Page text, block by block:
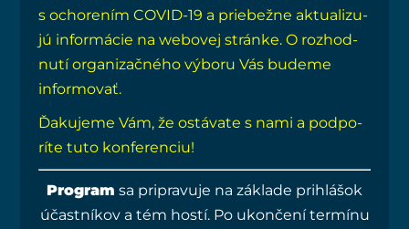
s ocho­re­ním COVID-19 a prie­bež­ne aktu­ali­zu­
jú infor­má­cie na webo­vej strán­ke. O roz­hod­
nu­tí orga­ni­zač­né­ho výbo­ru Vás bude­me
informovať.
Ďaku­je­me Vám, že ostá­va­te s nami a pod­po­
rí­te tuto konferenciu!
Prog­ram sa pri­pra­vu­je na zákla­de pri­hlá­šok
účast­ní­kov a tém hos­tí. Po ukon­če­ní ter­mí­nu